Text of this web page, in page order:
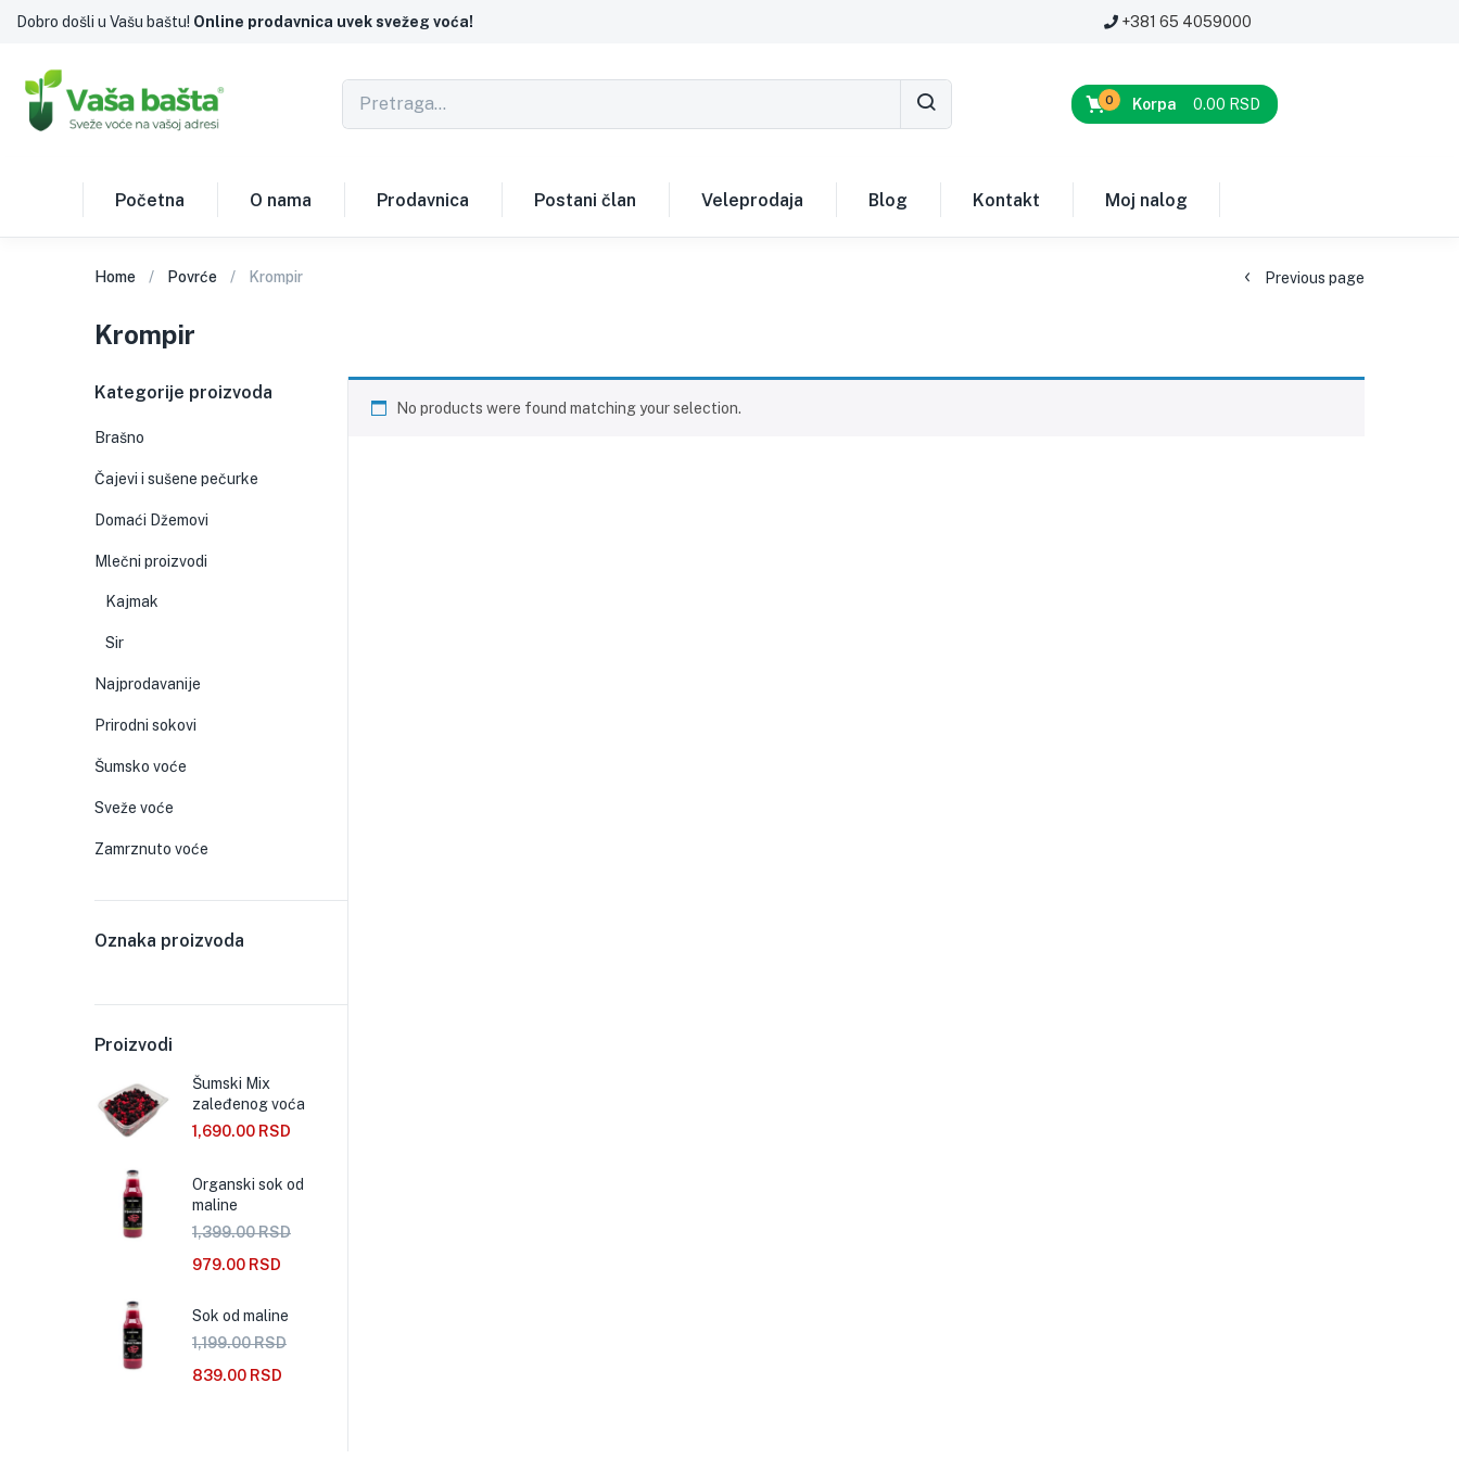
Dobro došli u Vašu baštu! Online prodavnica uvek svežeg voća! +381 65 4059000
Korpa
0 0.00 RSD
Početna O nama Prodavnica Postani član Veleprodaja Blog Kontakt Moj nalog
Home Povrće Krompir Previous page
Krompir
No products were found matching your selection.
Kategorije proizvoda
Brašno
Čajevi i sušene pečurke
Domaći Džemovi
Mlečni proizvodi
Kajmak
Sir
Najprodavanije
Prirodni sokovi
Šumsko voće
Sveže voće
Zamrznuto voće
Oznaka proizvoda
Proizvodi
Šumski Mix
zaleđenog voća
1,690.00 RSD
Organski sok od
maline
1,399.00RSD
979.00 RSD
Sok od maline
1,199.00RSD
839.00 RSD